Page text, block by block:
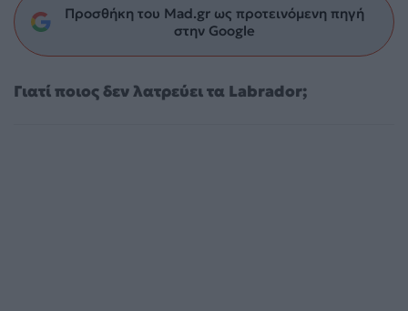
Προσθήκη του Mad.gr ως προτεινόμενη πηγή
στην Google
Γιατί ποιος δεν λατρεύει τα Labrador;